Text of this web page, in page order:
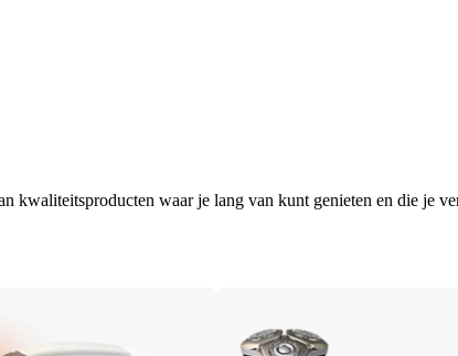
kwaliteitsproducten waar je lang van kunt genieten en die je